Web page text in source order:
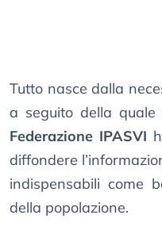
Tutto nasce dalla
a seguito della quale
Federazione IPASVI
diffondere
indispensabili come
della popolazione.